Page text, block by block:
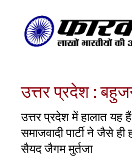
उत्तर प्रदेश :
उत्तर प्रदेश में हालात
समाजवादी पार्टी ने जैसे
सैयद जैगम मुर्तजा